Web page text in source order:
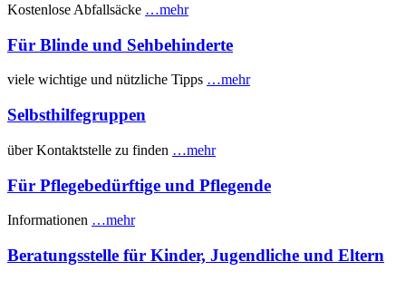
Kostenlose Abfallsäcke …mehr
Für Blinde und Sehbehinderte
viele wichtige und nützliche Tipps …mehr
Selbsthilfegruppen
über Kontaktstelle zu finden …mehr
Für Pflegebedürftige und Pflegende
Informationen …mehr
Beratungsstelle für Kinder, Jugendliche und Eltern